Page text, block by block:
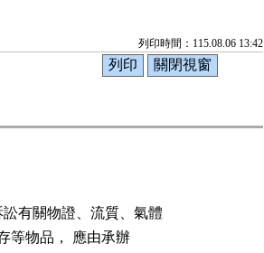
列印時間：115.08.06 13:42
有關物證、流質、氣體
等物品， 應由承辦